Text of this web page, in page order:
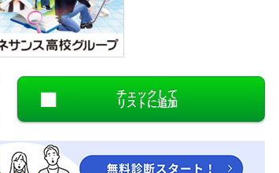
閉じる
チェックして
リストに追加